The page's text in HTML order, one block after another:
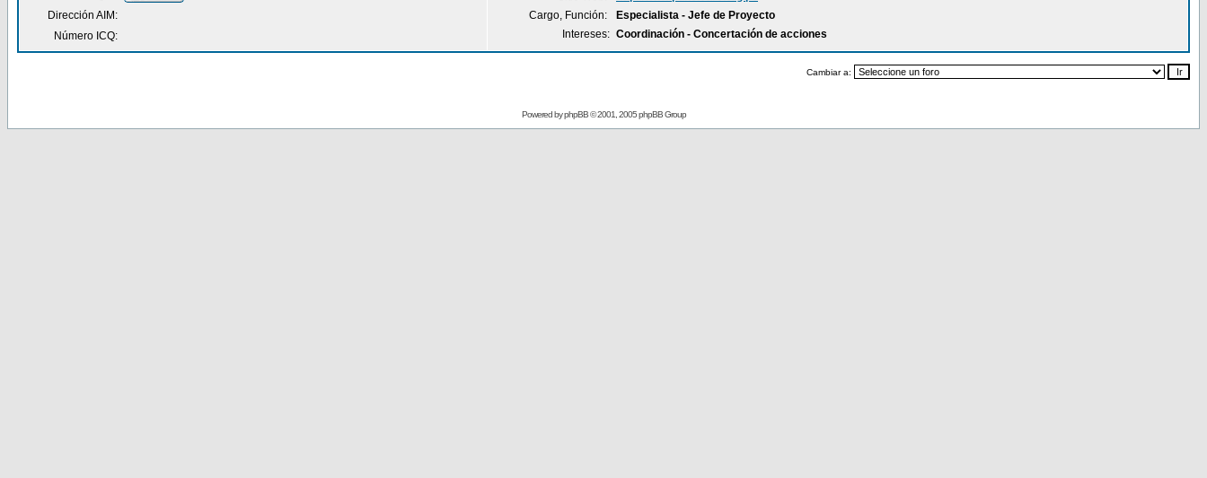
Cargo, Función:
Especialista - Jefe de Proyecto
Intereses: Coordinación - Concertación de acciones
Dirección AIM:
Número ICQ:
Cambiar a:
Powered byphpBB© 2001, 2005 phpBB Group